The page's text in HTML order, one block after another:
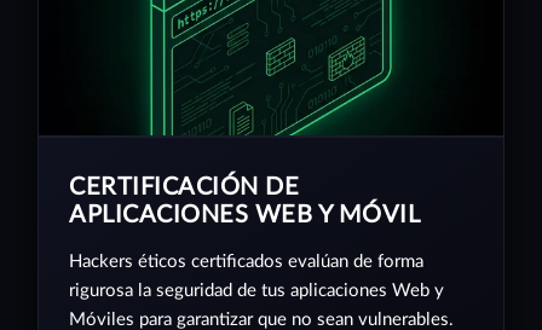
CERTIFICACIÓN DE
APLICACIONES WEB Y MÓVIL
Hackers éticos certificados evalúan de forma
rigurosa la seguridad de tus aplicaciones Web y
Móviles para garantizar que no sean vulnerables.